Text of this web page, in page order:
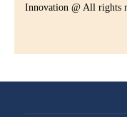
Innovation @ All rights